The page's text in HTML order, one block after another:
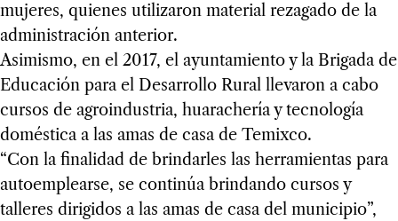
mujeres, quienes utilizaron material rezagado de la
administración anterior.
Asimismo, en el 2017, el ayuntamiento y la Brigada de
Educación para el Desarrollo Rural llevaron a cabo
cursos de agroindustria, huarachería y tecnología
doméstica a las amas de casa de Temixco.
“Con la finalidad de brindarles las herramientas para
autoemplearse, se continúa brindando cursos y
talleres dirigidos a las amas de casa del municipio”,